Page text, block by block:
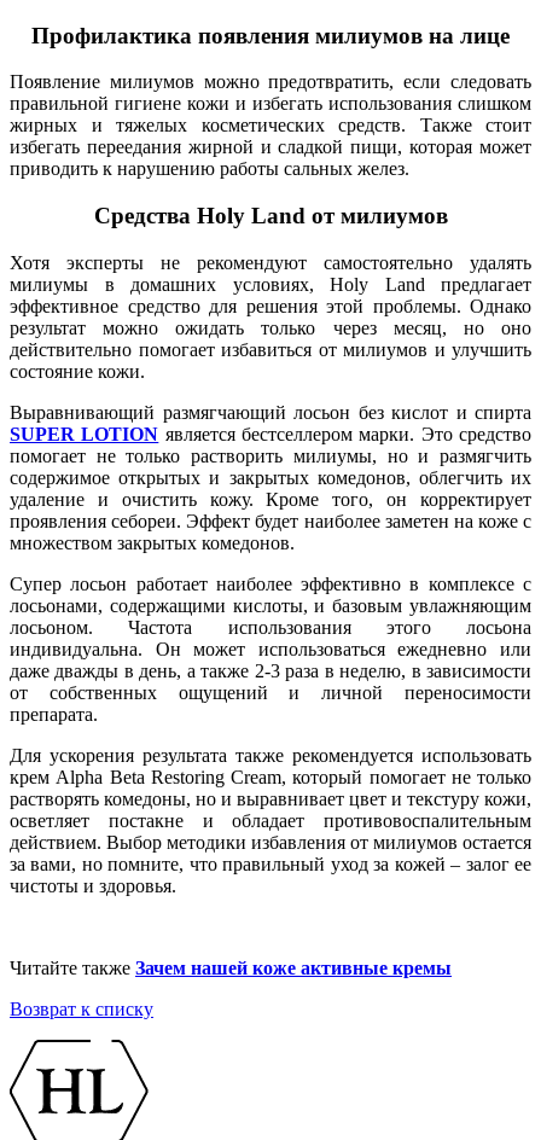
Профилактика появления милиумов на лице
Появление милиумов можно предотвратить, если следовать
правильной гигиене кожи и избегать использования слишком
жирных и тяжелых косметических средств. Также стоит
избегать переедания жирной и сладкой пищи, которая может
приводить к нарушению работы сальных желез.
Средства Holy Land от милиумов
Хотя эксперты не рекомендуют самостоятельно удалять
милиумы в домашних условиях, Holy Land предлагает
эффективное средство для решения этой проблемы. Однако
результат можно ожидать только через месяц, но оно
действительно помогает избавиться от милиумов и улучшить
состояние кожи.
Выравнивающий размягчающий лосьон без кислот и спирта
SUPER LOTION является бестселлером марки. Это средство
помогает не только растворить милиумы, но и размягчить
содержимое открытых и закрытых комедонов, облегчить их
удаление и очистить кожу. Кроме того, он корректирует
проявления себореи. Эффект будет наиболее заметен на коже с
множеством закрытых комедонов.
Супер лосьон работает наиболее эффективно в комплексе с
лосьонами, содержащими кислоты, и базовым увлажняющим
лосьоном. Частота использования этого лосьона
индивидуальна. Он может использоваться ежедневно или
даже дважды в день, а также 2-3 раза в неделю, в зависимости
от собственных ощущений и личной переносимости
препарата.
Для ускорения результата также рекомендуется использовать
крем Alpha Beta Restoring Cream, который помогает не только
растворять комедоны, но и выравнивает цвет и текстуру кожи,
осветляет постакне и обладает противовоспалительным
действием. Выбор методики избавления от милиумов остается
за вами, но помните, что правильный уход за кожей – залог ее
чистоты и здоровья.
Читайте также Зачем нашей коже активные кремы
Возврат к списку